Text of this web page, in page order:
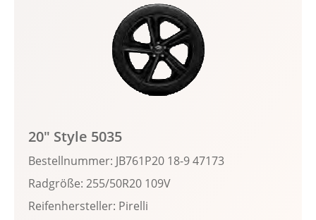
20" Style 5035
Bestellnummer: JB761P20 18-9 47173
Radgröße: 255/50R20 109V
Reifenhersteller: Pirelli